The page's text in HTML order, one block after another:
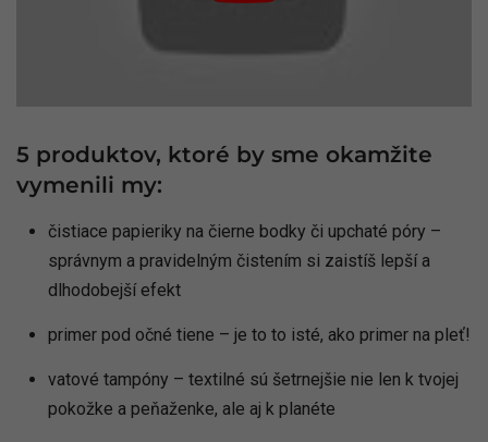
5 produktov, ktoré by sme okamžite
vymenili my:
čistiace papieriky na čierne bodky či upchaté póry –
správnym a pravidelným čistením si zaistíš lepší a
dlhodobejší efekt
primer pod očné tiene – je to to isté, ako primer na pleť!
vatové tampóny – textilné sú šetrnejšie nie len k tvojej
pokožke a peňaženke, ale aj k planéte